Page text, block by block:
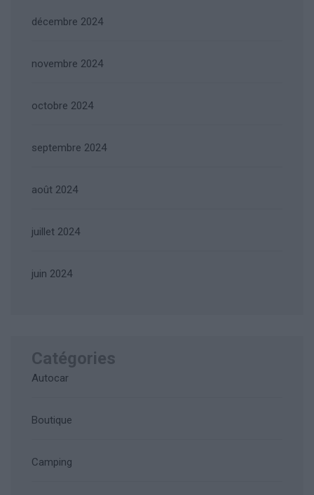
décembre 2024
novembre 2024
octobre 2024
septembre 2024
août 2024
juillet 2024
juin 2024
Catégories
Autocar
Boutique
Camping